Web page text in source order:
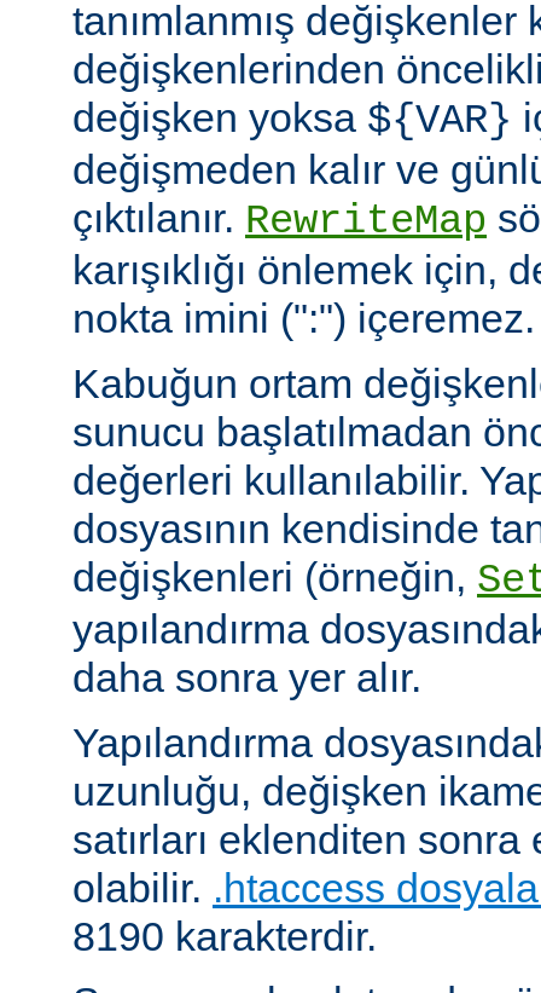
tanımlanmış değişkenler
değişkenlerinden
değişken yoksa ${VAR}
değişmeden kalır ve
çıktılanır. RewriteMap
karışıklığı önlemek için,
nokta imini (":") içeremez.
Kabuğun ortam
sunucu başlatılmadan
değerleri kullanılabilir.
dosyasının kendisinde
değişkenleri (örneğin,
yapılandırma
daha sonra yer alır.
Yapılandırma
uzunluğu, değişken
satırları eklenditen
olabilir. .htaccess
8190 karakterdir.